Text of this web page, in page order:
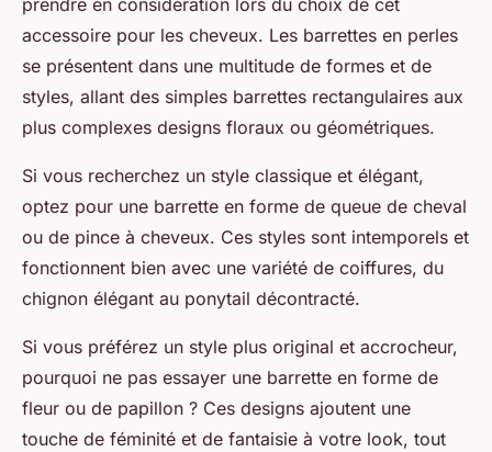
prendre en considération lors du choix de cet
accessoire pour les cheveux. Les barrettes en perles
se présentent dans une multitude de formes et de
styles, allant des simples barrettes rectangulaires aux
plus complexes designs floraux ou géométriques.
Si vous recherchez un style classique et élégant,
optez pour une barrette en forme de queue de cheval
ou de pince à cheveux. Ces styles sont intemporels et
fonctionnent bien avec une variété de coiffures, du
chignon élégant au ponytail décontracté.
Si vous préférez un style plus original et accrocheur,
pourquoi ne pas essayer une barrette en forme de
fleur ou de papillon ? Ces designs ajoutent une
touche de féminité et de fantaisie à votre look, tout